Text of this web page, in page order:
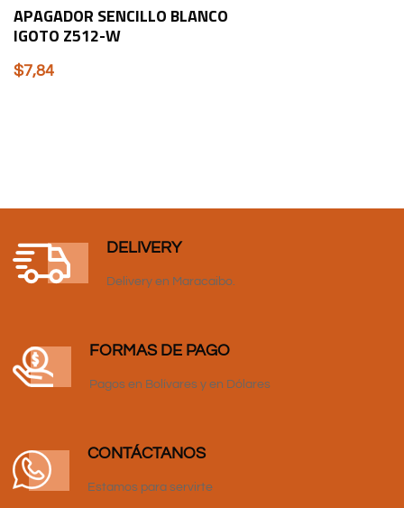
APAGADOR SENCILLO BLANCO
IGOTO Z512-W
$7,84
DELIVERY
Delivery en Maracaibo.
FORMAS DE PAGO
Pagos en Bolívares y en Dólares
CONTÁCTANOS
Estamos para servirte